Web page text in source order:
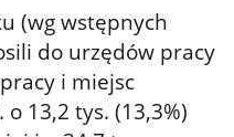
(wg wstępnych
do urzędów pracy
i miejsc
13,2 tys. (13,3%)